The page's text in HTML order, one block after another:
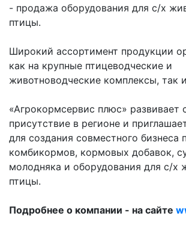
- продажа оборудования для с/х
птицы.
Широкий ассортимент продукции
как на крупные птицеводческие и
животноводческие комплексы, так
«Агрокормсервис плюс» развивает
присутствие в регионе и
для создания совместного бизнеса
комбикормов, кормовых добавок,
молодняка и оборудования для с/х
птицы.
Подробнее о компании - на сайте